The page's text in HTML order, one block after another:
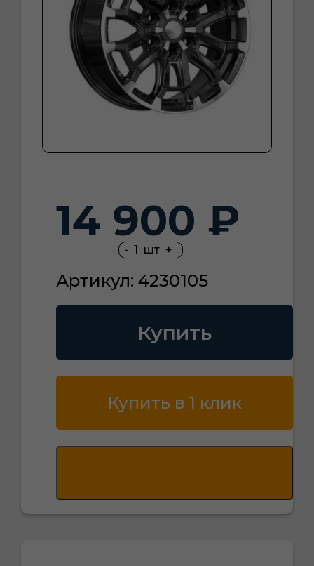
14 900 ₽
- 1 шт +
Артикул: 4230105
Купить
Купить в 1 клик